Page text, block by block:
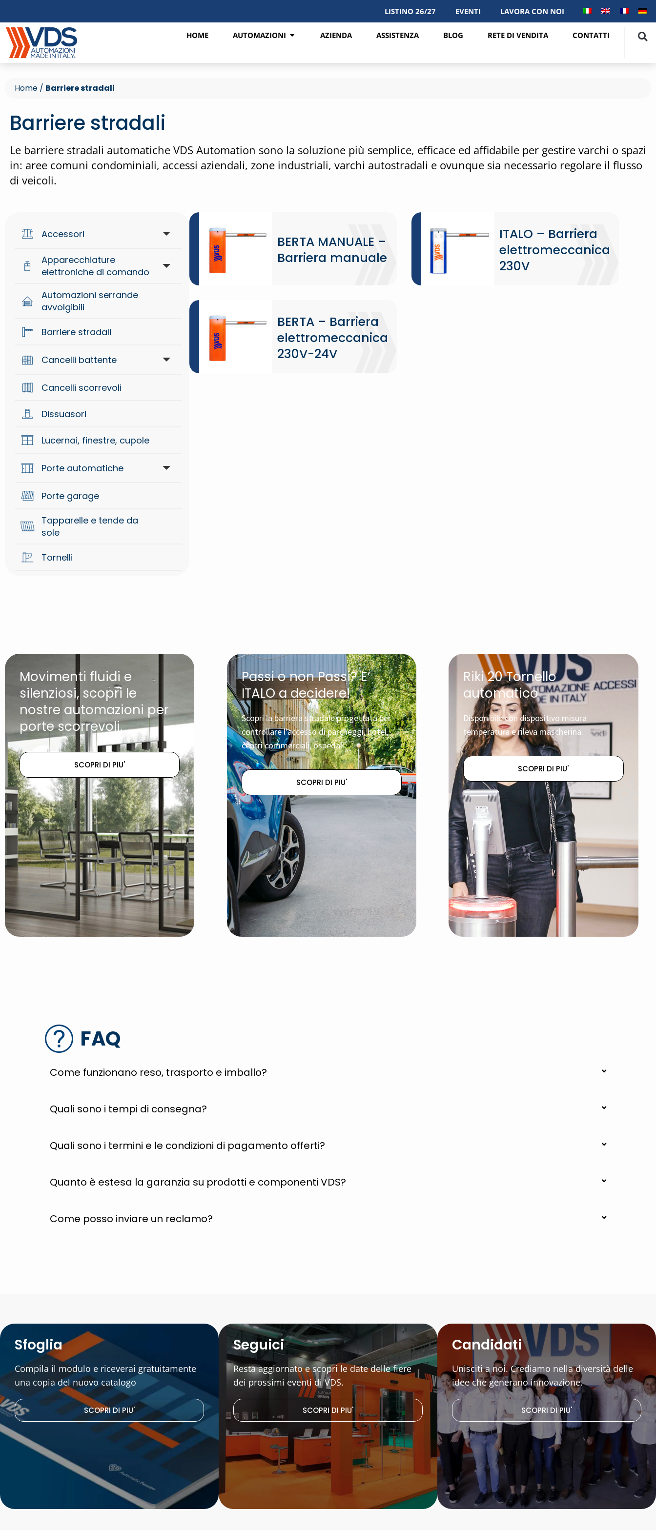
LISTINO 26/27 EVENTI LAVORA CON NOI
HOME AUTOMAZIONI AZIENDA ASSISTENZA BLOG RETE DI VENDITA CONTATTI
Home / Barriere stradali
Barriere stradali
Le barriere stradali automatiche VDS Automation sono la soluzione più semplice, efficace ed affidabile per gestire varchi o spazi
in: aree comuni condominiali, accessi aziendali, zone industriali, varchi autostradali e ovunque sia necessario regolare il flusso
di veicoli.
Accessori
Accessori di segnalazione
Accessori generici
Dispositivi di sicurezza
Apparecchiature
elettroniche di comando
Apparecchiature di comando
Sistemi radio
Automazioni serrande
avvolgibili
Barriere stradali
Cancelli battente
Attuatori interrati per cancelli
battente
Braccio per cancelli battente
Oleodinamiche per cancelli
Cancelli scorrevoli
Dissuasori
Lucernai, finestre, cupole
Porte automatiche
Accessori
Automazioni
Porte garage
Tapparelle e tende da
sole
Tornelli
BERTA MANUALE –
Barriera manuale
ITALO – Barriera
elettromeccanica
230V
BERTA – Barriera
elettromeccanica
230V-24V
Movimenti fluidi e
silenziosi, scopri le
nostre automazioni per
porte scorrevoli.
SCOPRI DI PIU'
Passi o non Passi? E’
ITALO a decidere!
Scopri la barriera stradale progettata per
controllare l’accesso di parcheggi, hotel,
centri commerciali, ospedali.
SCOPRI DI PIU'
Riki 20 Tornello
automatico
Disponibile con dispositivo misura
temperatura e rileva mascherina.
SCOPRI DI PIU'
FAQ
Come funzionano reso, trasporto e imballo?
Quali sono i tempi di consegna?
Quali sono i termini e le condizioni di pagamento offerti?
Quanto è estesa la garanzia su prodotti e componenti VDS?
Come posso inviare un reclamo?
Sfoglia
Compila il modulo e riceverai gratuitamente
una copia del nuovo catalogo
SCOPRI DI PIU'
Seguici
Resta aggiornato e scopri le date delle fiere
dei prossimi eventi di VDS.
SCOPRI DI PIU'
Candidati
Unisciti a noi. Crediamo nella diversità delle
idee che generano innovazione.
SCOPRI DI PIU'